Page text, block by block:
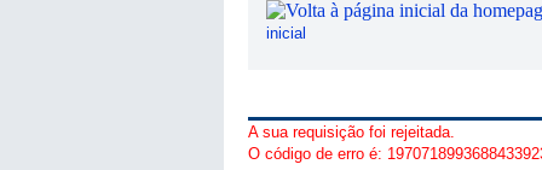
inicial
A sua requisição foi rejeitada.
O código de erro é: